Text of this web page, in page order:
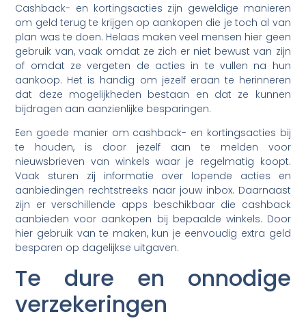
Cashback- en kortingsacties zijn geweldige manieren
om geld terug te krijgen op aankopen die je toch al van
plan was te doen. Helaas maken veel mensen hier geen
gebruik van, vaak omdat ze zich er niet bewust van zijn
of omdat ze vergeten de acties in te vullen na hun
aankoop. Het is handig om jezelf eraan te herinneren
dat deze mogelijkheden bestaan en dat ze kunnen
bijdragen aan aanzienlijke besparingen.
Een goede manier om cashback- en kortingsacties bij
te houden, is door jezelf aan te melden voor
nieuwsbrieven van winkels waar je regelmatig koopt.
Vaak sturen zij informatie over lopende acties en
aanbiedingen rechtstreeks naar jouw inbox. Daarnaast
zijn er verschillende apps beschikbaar die cashback
aanbieden voor aankopen bij bepaalde winkels. Door
hier gebruik van te maken, kun je eenvoudig extra geld
besparen op dagelijkse uitgaven.
Te dure en onnodige
verzekeringen